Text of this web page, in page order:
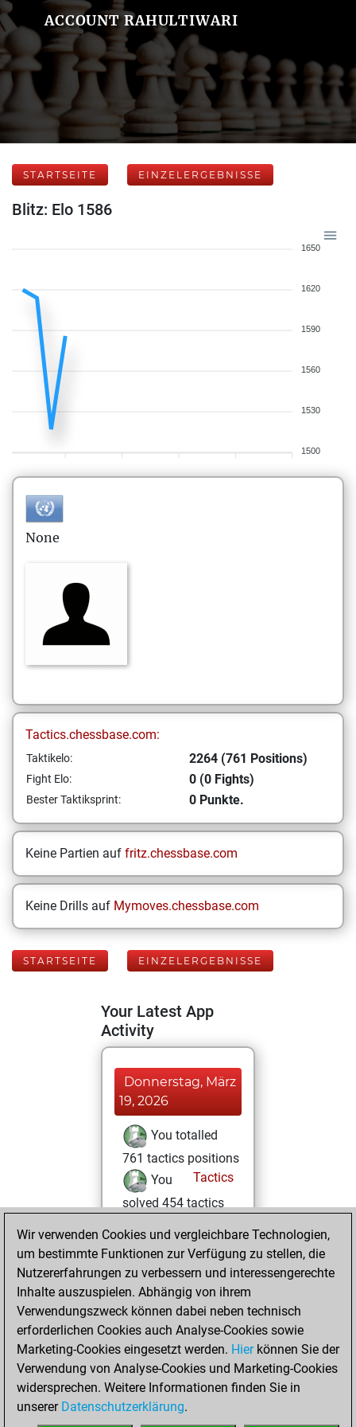
ACCOUNT RAHULTIWARI
STARTSEITE EINZELERGEBNISSE
Blitz: Elo 1586
1650
1620
1590
1560
1530
1500
None
Tactics.chessbase.com:
Taktikelo: 2264 (761 Positions)
Fight Elo: 0 (0 Fights)
Bester Taktiksprint: 0 Punkte.
Keine Partien auf fritz.chessbase.com
Keine Drills auf Mymoves.chessbase.com
STARTSEITE EINZELERGEBNISSE
Your Latest App
Activity
Donnerstag, März
19, 2026
You totalled
761 tactics positions
Tactics
You
solved 454 tactics
You achieved
an Elo of 2263 in
tactics positions
Donnerstag,
August 11, 2022
You played 3
blitz games
Play
You scored +0
Wir verwenden Cookies und vergleichbare Technologien,
um bestimmte Funktionen zur Verfügung zu stellen, die
Nutzererfahrungen zu verbessern und interessengerechte
Inhalte auszuspielen. Abhängig von ihrem
Verwendungszweck können dabei neben technisch
erforderlichen Cookies auch Analyse-Cookies sowie
Marketing-Cookies eingesetzt werden. Hierkönnen Sie der
Verwendung von Analyse-Cookies und Marketing-Cookies
widersprechen. Weitere Informationen finden Sie in
unserer Datenschutzerklärung.